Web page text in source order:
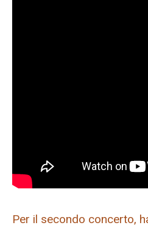
Per il secondo concerto,